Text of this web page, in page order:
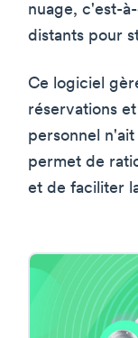
nuage, c'est-
distants pour
Ce logiciel
réservations
personnel n'ait
permet de
et de faciliter